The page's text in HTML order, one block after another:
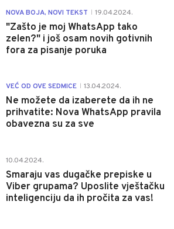
NOVA BOJA, NOVI TEKST 19.04.2024.
"Zašto je moj WhatsApp tako
zelen?" i još osam novih gotivnih
fora za pisanje poruka
VEĆ OD OVE SEDMICE 13.04.2024.
Ne možete da izaberete da ih ne
prihvatite: Nova WhatsApp pravila
obavezna su za sve
10.04.2024.
Smaraju vas dugačke prepiske u
Viber grupama? Uposlite vještačku
inteligenciju da ih pročita za vas!